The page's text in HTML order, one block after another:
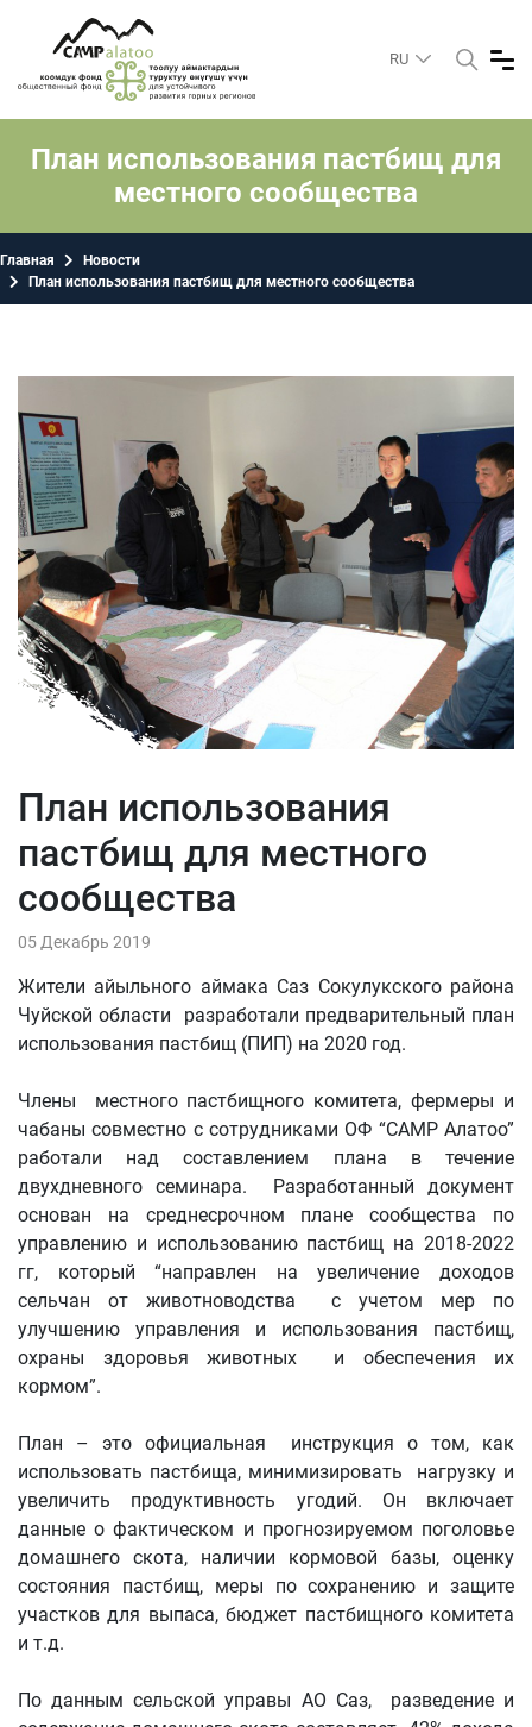
RU
План использования пастбищ для
местного сообщества
Главная
Новости
План использования пастбищ для местного сообщества
План использования
пастбищ для местного
сообщества
05 Декабрь 2019
Жители айыльного аймака Саз Сокулукского района
Чуйской области разработали предварительный план
использования пастбищ (ПИП) на 2020 год.
Члены местного пастбищного комитета, фермеры и
чабаны совместно с сотрудниками ОФ “CAMP Алатоо”
работали над составлением плана в течение
двухдневного семинара. Разработанный документ
основан на среднесрочном плане сообщества по
управлению и использованию пастбищ на 2018-2022
гг, который “направлен на увеличение доходов
сельчан от животноводства с учетом мер по
улучшению управления и использования пастбищ,
охраны здоровья животных и обеспечения их
кормом”.
План – это официальная инструкция о том, как
использовать пастбища, минимизировать нагрузку и
увеличить продуктивность угодий. Он включает
данные о фактическом и прогнозируемом поголовье
домашнего скота, наличии кормовой базы, оценку
состояния пастбищ, меры по сохранению и защите
участков для выпаса, бюджет пастбищного комитета
и т.д.
По данным сельской управы АО Саз, разведение и